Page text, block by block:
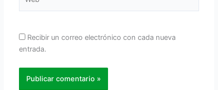
Recibir un correo electrónico con cada nueva
entrada.